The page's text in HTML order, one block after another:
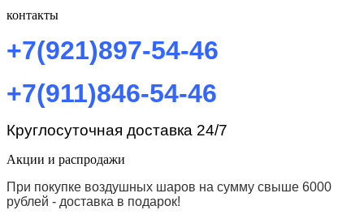
контакты
+7(921)897-54-46
+7(911)846-54-46
Круглосуточная доставка 24/7
Акции и распродажи
При покупке воздушных шаров на сумму свыше 6000
рублей - доставка в подарок!